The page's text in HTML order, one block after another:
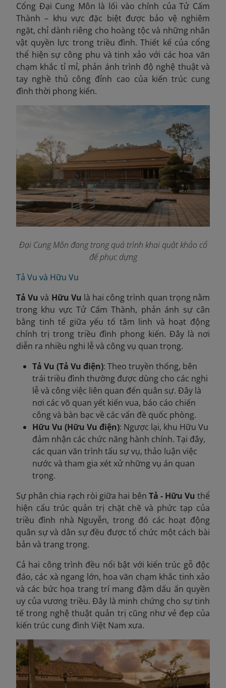
Cổng Đại Cung Môn là lối vào chính của Tử Cấm
Thành – khu vực đặc biệt được bảo vệ nghiêm
ngặt, chỉ dành riêng cho hoàng tộc và những nhân
vật quyền lực trong triều đình. Thiết kế của cổng
thể hiện sự công phu và tinh xảo với các hoa văn
chạm khắc tỉ mỉ, phản ánh trình độ nghệ thuật và
tay nghề thủ công đỉnh cao của kiến trúc cung
đình thời phong kiến.
Đại Cung Môn đang trong quá trình khai quật khảo cổ
để phục dựng
Tả Vu và Hữu Vu
Tả Vu và Hữu Vu là hai công trình quan trọng nằm
trong khu vực Tử Cấm Thành, phản ánh sự cân
bằng tinh tế giữa yếu tố tâm linh và hoạt động
chính trị trong triều đình phong kiến. Đây là nơi
diễn ra nhiều nghi lễ và công vụ quan trọng.
Tả Vu (Tả Vu điện): Theo truyền thống, bên
trái triều đình thường được dùng cho các nghi
lễ và công việc liên quan đến quân sự. Đây là
nơi các võ quan yết kiến vua, báo cáo chiến
công và bàn bạc về các vấn đề quốc phòng.
Hữu Vu (Hữu Vu điện): Ngược lại, khu Hữu Vu
đảm nhận các chức năng hành chính. Tại đây,
các quan văn trình tấu sự vụ, thảo luận việc
nước và tham gia xét xử những vụ án quan
trọng.
Sự phân chia rạch ròi giữa hai bên Tả - Hữu Vu thể
hiện cấu trúc quản trị chặt chẽ và phức tạp của
triều đình nhà Nguyễn, trong đó các hoạt động
quân sự và dân sự đều được tổ chức một cách bài
bản và trang trọng.
Cả hai công trình đều nổi bật với kiến trúc gỗ độc
đáo, các xà ngang lớn, hoa văn chạm khắc tinh xảo
và các bức họa trang trí mang đậm dấu ấn quyền
uy của vương triều. Đây là minh chứng cho sự tinh
tế trong nghệ thuật quản trị cũng như vẻ đẹp của
kiến trúc cung đình Việt Nam xưa.